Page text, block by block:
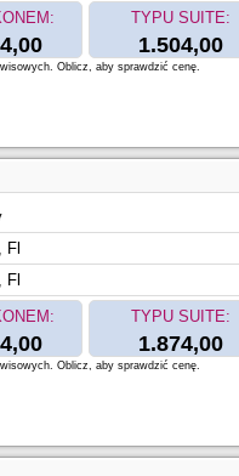
TYPU SUITE:
1.504,00
Oblicz, aby sprawdzić cenę.
Fl
Fl
TYPU SUITE:
1.874,00
Oblicz, aby sprawdzić cenę.